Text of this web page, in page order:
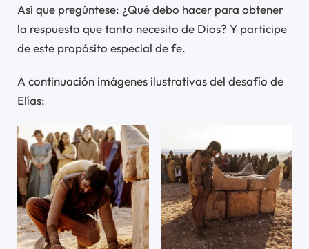
Así que pregúntese: ¿Qué debo hacer para obtener
la respuesta que tanto necesito de Dios? Y participe
de este propósito especial de fe.
A continuación imágenes ilustrativas del desafío de
Elías: